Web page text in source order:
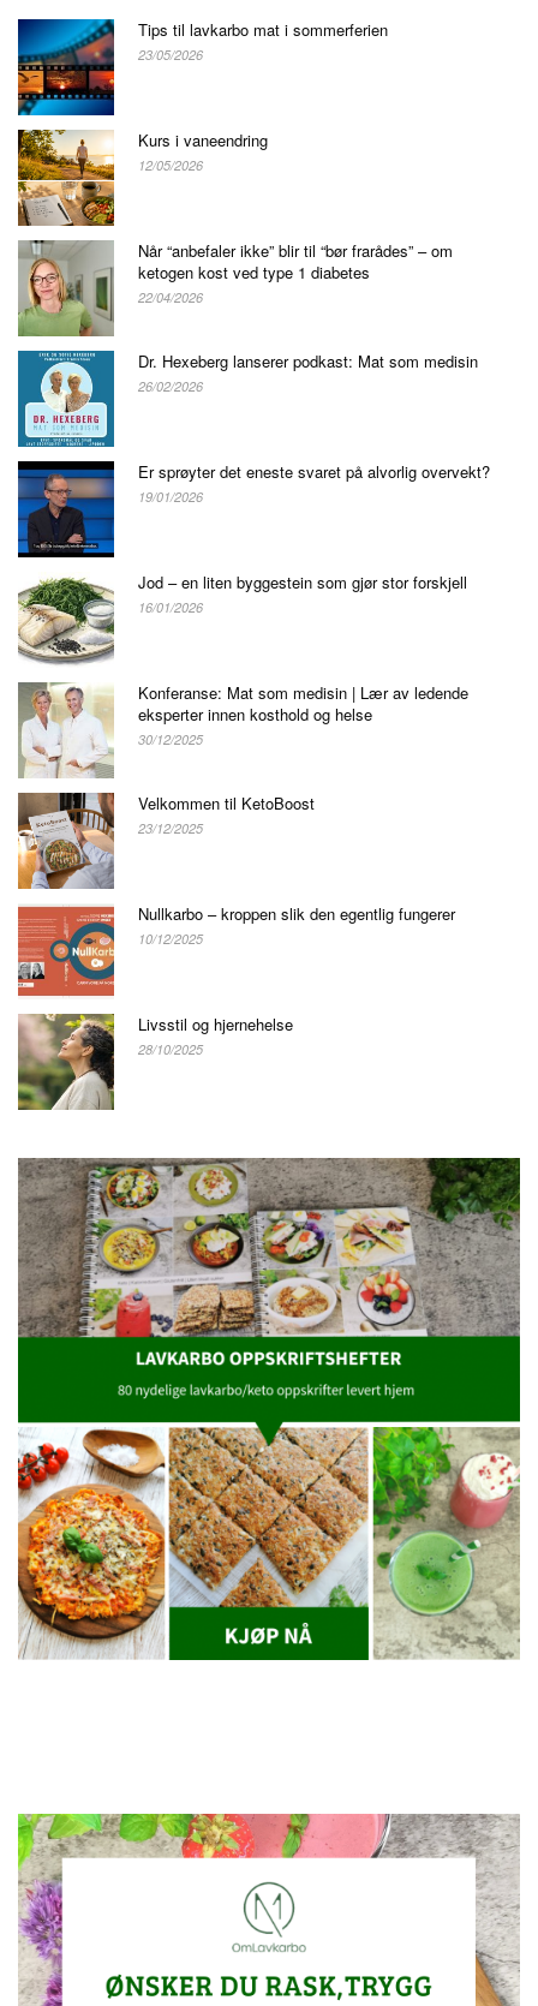
Tips til lavkarbo mat i sommerferien
23/05/2026
Kurs i vaneendring
12/05/2026
Når “anbefaler ikke” blir til “bør frarådes” – om
ketogen kost ved type 1 diabetes
22/04/2026
Dr. Hexeberg lanserer podkast: Mat som medisin
26/02/2026
Er sprøyter det eneste svaret på alvorlig overvekt?
19/01/2026
Jod – en liten byggestein som gjør stor forskjell
16/01/2026
Konferanse: Mat som medisin | Lær av ledende
eksperter innen kosthold og helse
30/12/2025
Velkommen til KetoBoost
23/12/2025
Nullkarbo – kroppen slik den egentlig fungerer
10/12/2025
Livsstil og hjernehelse
28/10/2025